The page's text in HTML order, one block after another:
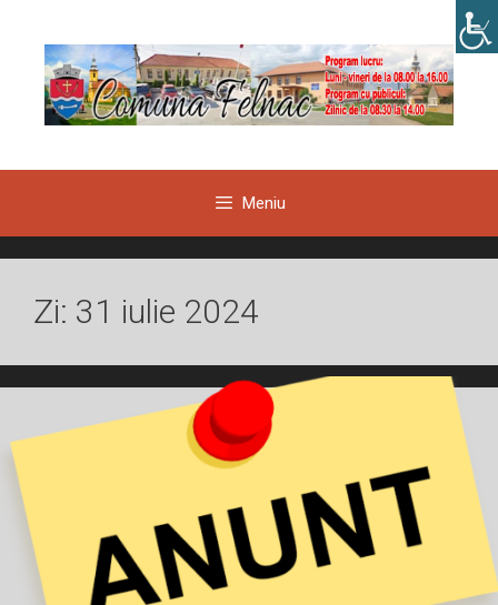
conținut
Meniu
Zi: 31 iulie 2024